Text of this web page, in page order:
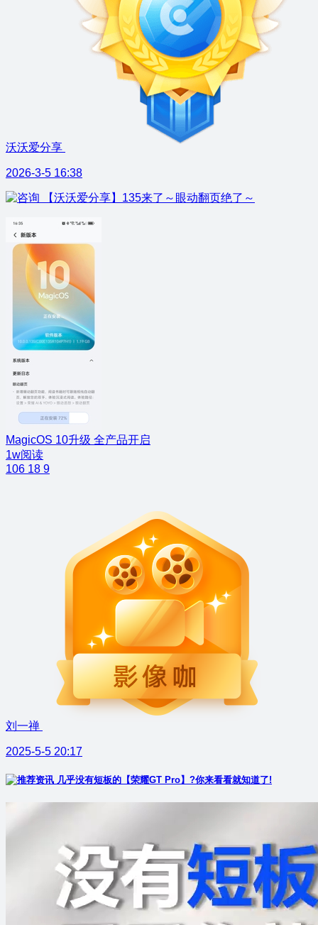
沃沃爱分享
2026-3-5 16:38
【沃沃爱分享】135来了～眼动翻页绝了～
MagicOS 10升级 全产品开启
1w阅读
106 18 9
刘一禅
2025-5-5 20:17
几乎没有短板的【荣耀GT Pro】?你来看看就知道了!